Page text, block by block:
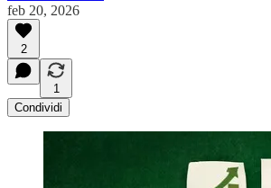
feb 20, 2026
2
1
Condividi